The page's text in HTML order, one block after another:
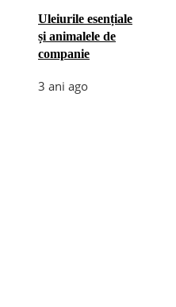
Uleiurile esențiale
și animalele de
companie
3 ani ago